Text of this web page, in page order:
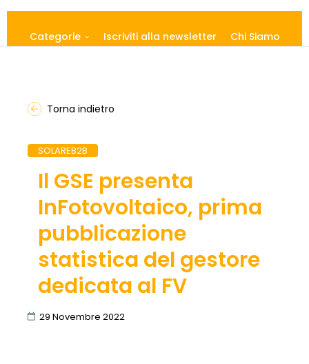
Categorie Iscriviti alla newsletter Chi Siamo
Torna indietro
SOLAREB2B
Il GSE presenta
InFotovoltaico, prima
pubblicazione
statistica del gestore
dedicata al FV
29 Novembre 2022